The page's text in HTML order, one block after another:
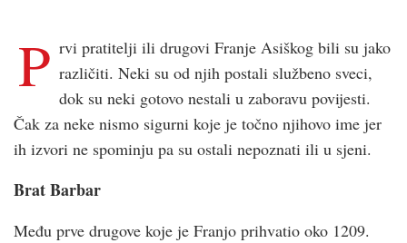
P rvi pratitelji ili drugovi Franje Asiškog bili su jako
različiti. Neki su od njih postali službeno sveci,
dok su neki gotovo nestali u zaboravu povijesti.
Čak za neke nismo sigurni koje je točno njihovo ime jer
ih izvori ne spominju pa su ostali nepoznati ili u sjeni.
Brat Barbar
Među prve drugove koje je Franjo prihvatio oko 1209.